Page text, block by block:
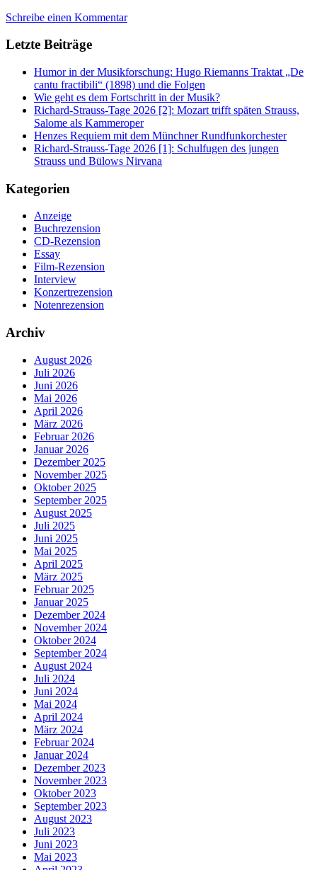
Schreibe einen Kommentar
Letzte Beiträge
Humor in der Musikforschung: Hugo Riemanns Traktat „De
cantu fractibili“ (1898) und die Folgen
Wie geht es dem Fortschritt in der Musik?
Richard-Strauss-Tage 2026 [2]: Mozart trifft späten Strauss,
Salome als Kammeroper
Henzes Requiem mit dem Münchner Rundfunkorchester
Richard-Strauss-Tage 2026 [1]: Schulfugen des jungen
Strauss und Bülows Nirvana
Kategorien
Anzeige
Buchrezension
CD-Rezension
Essay
Film-Rezension
Interview
Konzertrezension
Notenrezension
Archiv
August 2026
Juli 2026
Juni 2026
Mai 2026
April 2026
März 2026
Februar 2026
Januar 2026
Dezember 2025
November 2025
Oktober 2025
September 2025
August 2025
Juli 2025
Juni 2025
Mai 2025
April 2025
März 2025
Februar 2025
Januar 2025
Dezember 2024
November 2024
Oktober 2024
September 2024
August 2024
Juli 2024
Juni 2024
Mai 2024
April 2024
März 2024
Februar 2024
Januar 2024
Dezember 2023
November 2023
Oktober 2023
September 2023
August 2023
Juli 2023
Juni 2023
Mai 2023